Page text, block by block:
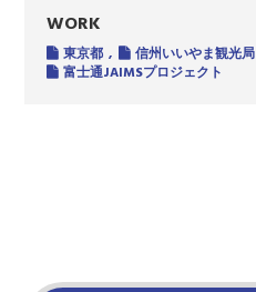
WORK
東京都 信州いいやま観光局
富士通JAIMSプロジェクト